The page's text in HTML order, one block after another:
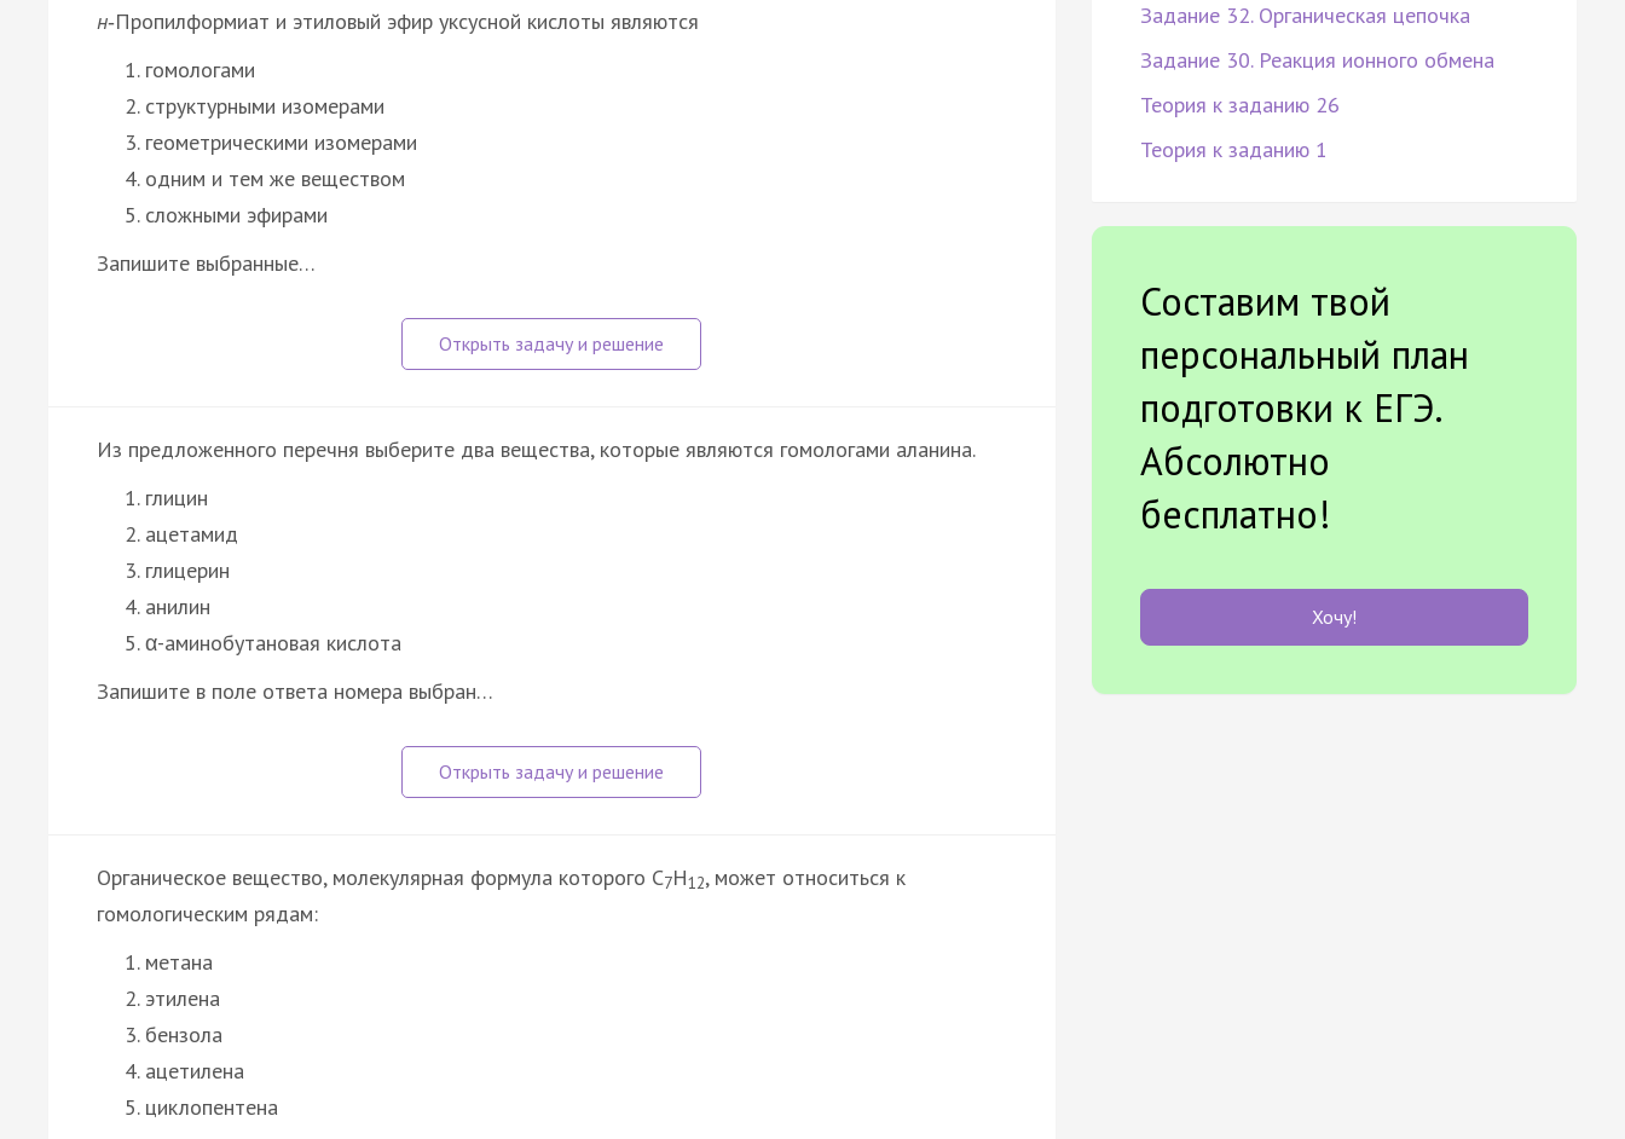
н‑Пропилформиат и этиловый эфир уксусной кислоты являются
гомологами
структурными изомерами
геометрическими изомерами
одним и тем же веществом
сложными эфирами
Запишите выбранные…
Из предложенного перечня выберите два вещества, которые являются гомологами аланина.
глицин
ацетамид
глицерин
анилин
α-аминобутановая кислота
Запишите в поле ответа номера выбран…
Органическое вещество, молекулярная формула которого С7Н12, может относиться к
гомологическим рядам:
метана
этилена
бензола
ацетилена
циклопентена
Задание 32. Органическая цепочка
Задание 30. Реакция ионного обмена
Теория к заданию 26
Теория к заданию 1
Составим твой
персональный план
подготовки к ЕГЭ.
Абсолютно
бесплатно!
Хочу!